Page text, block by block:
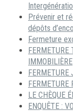
Prévenir et
dépôts
Fermeture
FERMETURE
IMMOBILIÈRE
FERMETURE
FERMETURE
LE CHÈQUE
ENQUÊTE :